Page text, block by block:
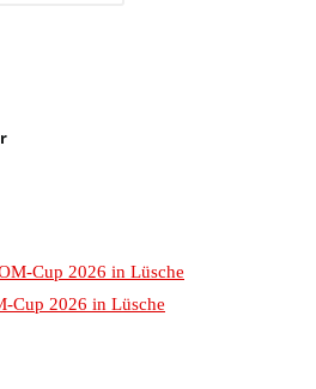
Cup 2026 in Lüsche